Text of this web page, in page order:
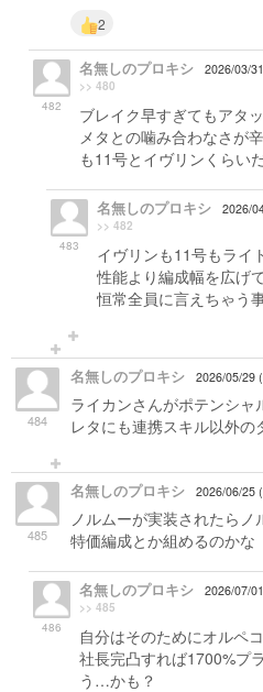
2
482
名無しのプロキシ 2026/03/
>> 480
ブレイク早すぎてもアタ
メタとの噛み合わなさが
も11号とイヴリンくらい
483
名無しのプロキシ 2026/
>> 482
イヴリンも11号もライ
性能より編成幅を広げ
恒常全員に言えちゃ
484
名無しのプロキシ 2026/05/29
ライカンさんがポテンシャ
レタにも連携スキル以外の
485
名無しのプロキシ 2026/06/25
ノルムーが実装されたら
特価編成とか組めるのかな
486
名無しのプロキシ 2026/07/
>> 485
自分はそのためにオルペ
社長完凸すれば1700%プ
う…かも？